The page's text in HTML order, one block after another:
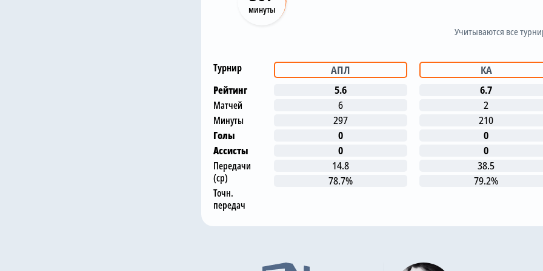
минуты
Учитываются все
Турнир
Рейтинг
Матчей
Минуты
Голы
Ассисты
Передачи
(ср)
Точн.
передач
АПЛ
5.6
6
297
0
0
14.8
78.7%
КА
6.7
2
210
0
0
38.5
79.2%